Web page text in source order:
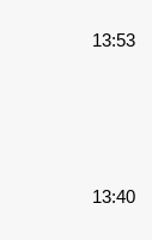
13:53
13:40